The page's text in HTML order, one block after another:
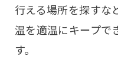
行える場所を探すな
温を適温にキープで
す。